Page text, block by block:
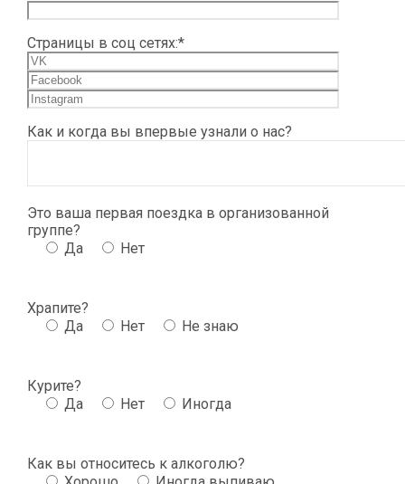
Страницы в соц сетях:*
Как и когда вы впервые узнали о нас?
Это ваша первая поездка в организованной
группе?
Да
Нет
Храпите?
Да
Нет Не знаю
Курите?
Да
Нет Иногда
Как вы относитесь к алкоголю?